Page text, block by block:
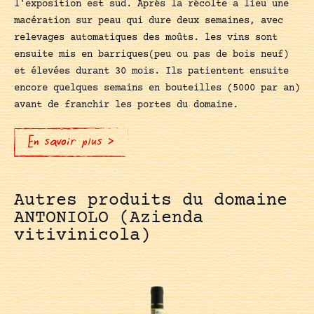
l'exposition est sud. Aprés la récolte a lieu une
macération sur peau qui dure deux semaines, avec
relevages automatiques des moûts. les vins sont
ensuite mis en barriques(peu ou pas de bois neuf)
et élevées durant 30 mois. Ils patientent ensuite
encore quelques semains en bouteilles (5000 par an)
avant de franchir les portes du domaine.
En savoir plus >
Autres produits du domaine
ANTONIOLO (Azienda
vitivinicola)